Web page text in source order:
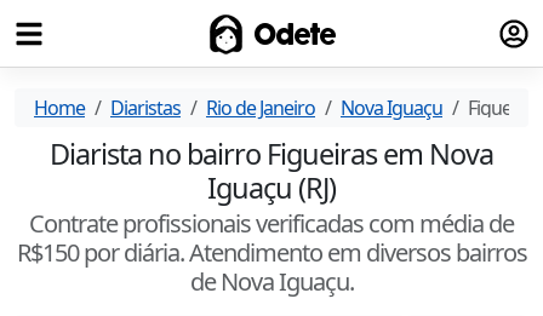
Odete
Home Diaristas Rio de Janeiro Nova Iguaçu Figueiras
Diarista no bairro Figueiras em Nova
Iguaçu (RJ)
Contrate profissionais verificadas com média de
R$150por diária. Atendimentoem diversos bairros
de Nova Iguaçu.